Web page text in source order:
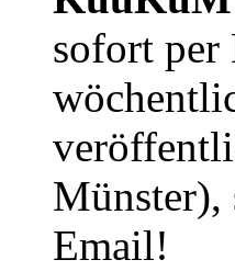
sofort per
Münster),
Email!